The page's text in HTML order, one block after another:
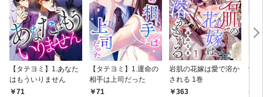
【タテヨミ】1.あなた
はもういりません
71
【タテヨミ】1.運命の
相手は上司だった
71
岩肌の花嫁は愛で溶か
される 1巻
363
愛